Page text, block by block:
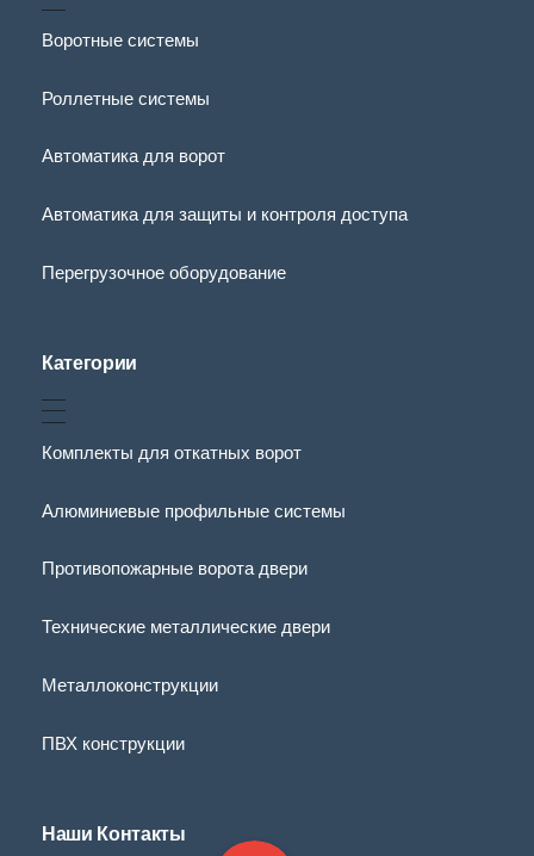
Воротные системы
Роллетные системы
Автоматика для ворот
Автоматика для защиты и контроля доступа
Перегрузочное оборудование
Категории
Комплекты для откатных ворот
Алюминиевые профильные системы
Противопожарные ворота двери
Технические металлические двери
Металлоконструкции
ПВХ конструкции
Наши Контакты